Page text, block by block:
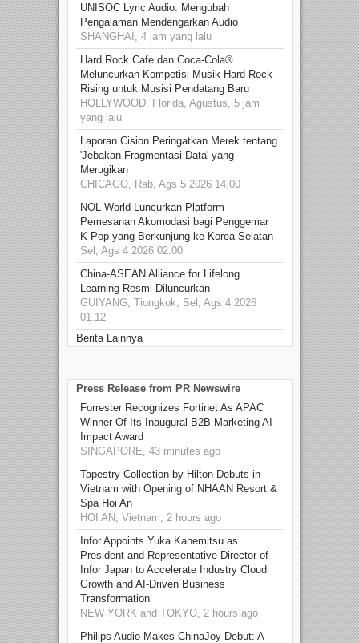
UNISOC Lyric Audio: Mengubah
Pengalaman Mendengarkan Audio
SHANGHAI, 4 jam yang lalu
Hard Rock Cafe dan Coca-Cola®
Meluncurkan Kompetisi Musik Hard Rock
Rising untuk Musisi Pendatang Baru
HOLLYWOOD, Florida, Agustus, 5 jam
yang lalu
Laporan Cision Peringatkan Merek tentang
'Jebakan Fragmentasi Data' yang
Merugikan
CHICAGO, Rab, Ags 5 2026 14.00
NOL World Luncurkan Platform
Pemesanan Akomodasi bagi Penggemar
K-Pop yang Berkunjung ke Korea Selatan
Sel, Ags 4 2026 02.00
China-ASEAN Alliance for Lifelong
Learning Resmi Diluncurkan
GUIYANG, Tiongkok, Sel, Ags 4 2026
01.12
Berita Lainnya
Press Release from PR Newswire
Forrester Recognizes Fortinet As APAC
Winner Of Its Inaugural B2B Marketing AI
Impact Award
SINGAPORE, 43 minutes ago
Tapestry Collection by Hilton Debuts in
Vietnam with Opening of NHAAN Resort &
Spa Hoi An
HOI AN, Vietnam, 2 hours ago
Infor Appoints Yuka Kanemitsu as
President and Representative Director of
Infor Japan to Accelerate Industry Cloud
Growth and AI-Driven Business
Transformation
NEW YORK and TOKYO, 2 hours ago
Philips Audio Makes ChinaJoy Debut: A